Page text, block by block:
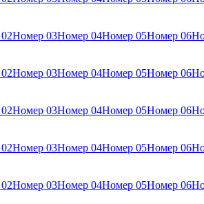
Номер 03Номер 04Номер 05Номер 06
Номер 03Номер 04Номер 05Номер 06
Номер 03Номер 04Номер 05Номер 06
Номер 03Номер 04Номер 05Номер 06
Номер 03Номер 04Номер 05Номер 06